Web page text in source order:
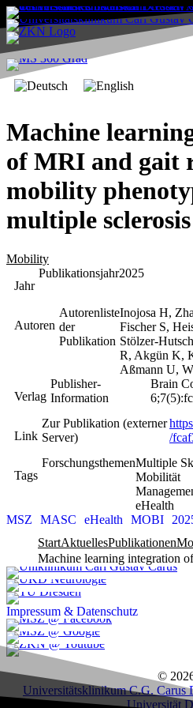
Machine
of MRI and gait
mobility
multiple sclerosis
Mobility
Jahr
Publikationsjahr2025
Autoren
Autorenliste
der
Publikation
Inojosa H,
Fischer S,
Stölzer-
R, Akgün K,
Aßmann U,
Verlag
Publisher-
Information
Brain
Link
Zur Publikation (externer
Server)
/
Tags
ForschungsthemenMultiple
Mobilität
eHealth
MSZ
MASC eHealth MOBI
StartAktuellesPublikationen
Machine learning integration of MRI and gait
Impressum & Datenschutz
©
Universitätsklinikum C.G. Carus
Universität